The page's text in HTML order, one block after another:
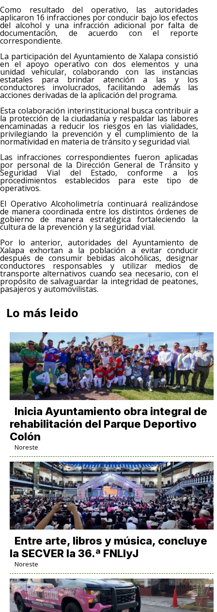
Como resultado del operativo, las autoridades
aplicaron 16 infracciones por conducir bajo los efectos
del alcohol y una infracción adicional por falta de
documentación, de acuerdo con el reporte
correspondiente.
La participación del Ayuntamiento de Xalapa consistió
en el apoyo operativo con dos elementos y una
unidad vehicular, colaborando con las instancias
estatales para brindar atención a las y los
conductores involucrados, facilitando además las
acciones derivadas de la aplicación del programa.
Esta colaboración interinstitucional busca contribuir a
la protección de la ciudadanía y respaldar las labores
encaminadas a reducir los riesgos en las vialidades,
privilegiando la prevención y el cumplimiento de la
normatividad en materia de tránsito y seguridad vial.
Las infracciones correspondientes fueron aplicadas
por personal de la Dirección General de Tránsito y
Seguridad Vial del Estado, conforme a los
procedimientos establecidos para este tipo de
operativos.
El Operativo Alcoholimetría continuará realizándose
de manera coordinada entre los distintos órdenes de
gobierno de manera estratégica fortaleciendo la
cultura de la prevención y la seguridad vial.
Por lo anterior, autoridades del Ayuntamiento de
Xalapa exhortan a la población a evitar conducir
después de consumir bebidas alcohólicas, designar
conductores responsables y utilizar medios de
transporte alternativos cuando sea necesario, con el
propósito de salvaguardar la integridad de peatones,
pasajeros y automovilistas.
Lo más leido
Inicia Ayuntamiento obra integral de
rehabilitación del Parque Deportivo
Colón
Noreste
Entre arte, libros y música, concluye
la SECVER la 36.ª FNLIyJ
Noreste